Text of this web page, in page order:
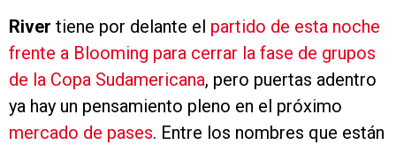
River tiene por delante el partido de esta noche
frente a Blooming para cerrar la fase de grupos
de la Copa Sudamericana, pero puertas adentro
ya hay un pensamiento pleno en el próximo
mercado de pases. Entre los nombres que están